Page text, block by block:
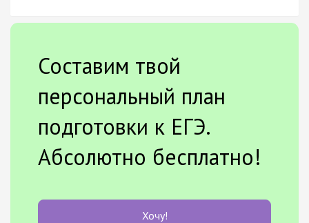
Составим твой
персональный план
подготовки к ЕГЭ.
Абсолютно бесплатно!
Хочу!